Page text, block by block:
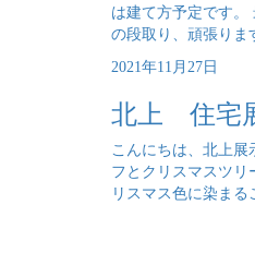
は建て方予定です。
の段取り、頑張りま
2021年11月27日
北上 住宅
こんにちは、北上展
フとクリスマスツリ
リスマス色に染ま